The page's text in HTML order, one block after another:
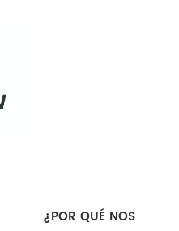
¿POR QUÉ NOS